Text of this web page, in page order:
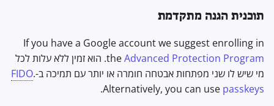
תוכנית הגנה מתקדמת
If you have a Google account we suggest enrolling in
theAdvanced Protection Program
. הוא זמין ללא עלות לכל
מי שיש לו שני מפתחות אבטחה חומרה או יותר עם תמיכה ב-FIDO.
Alternatively, you can use passkeys
.